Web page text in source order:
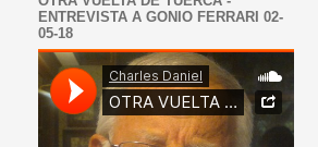
ENTREVISTA A GONIO FERRARI 02-
05-18